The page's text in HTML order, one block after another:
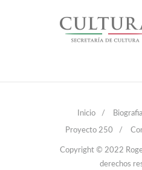
Inicio / Biografia
Proyecto 250 /
Copyright © 2022
derechos